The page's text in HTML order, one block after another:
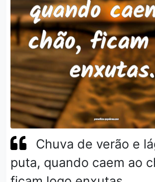
Chuva de verão e
puta, quando caem ao